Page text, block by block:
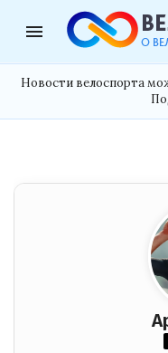
menu
Новости велоспорта